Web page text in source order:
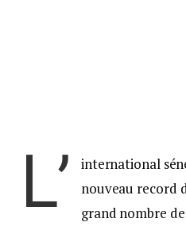
L’
international
nouveau record
grand nombre